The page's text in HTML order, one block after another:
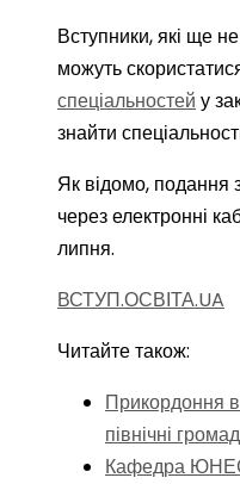
Вступники, які ще
можуть
спеціальностей у
знайти
Як відомо, подання
через електронні
липня.
ВСТУП.ОСВІТА.UA
Читайте також:
Прикордоння
північні
Кафедра